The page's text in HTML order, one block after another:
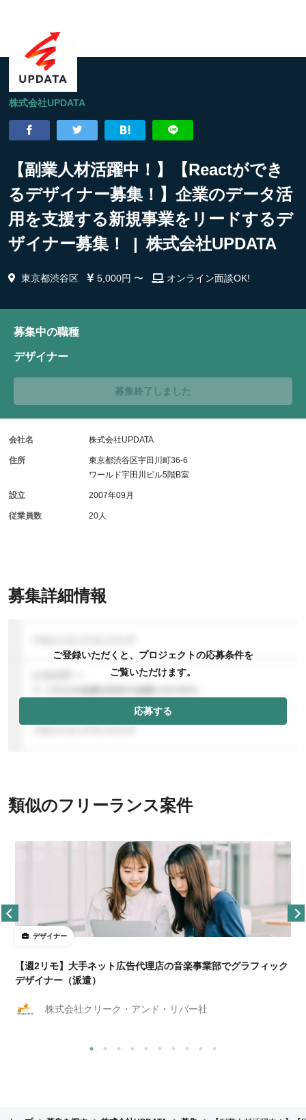
株式会社UPDATA
【副業人材活躍中！】【Reactができ
るデザイナー募集！】企業のデータ活
用を支援する新規事業をリードするデ
ザイナー募集！ | 株式会社UPDATA
東京都渋谷区 5,000円 〜 オンライン面談OK!
募集詳細情報
ご登録いただくと、プロジェクトの応募条件を
ご覧いただけます。
応募する
募集中の職種
デザイナー
募集終了しました
会社名 株式会社UPDATA
住所
東京都渋谷区宇田川町36-6
ワールド宇田川ビル5階B室
設立 2007年09月
従業員数 20人
類似のフリーランス案件
デザイナー
【週2リモ】大手ネット広告代理店の音楽事業部でグラフィック
デザイナー（派遣）
株式会社クリーク・アンド・リバー社